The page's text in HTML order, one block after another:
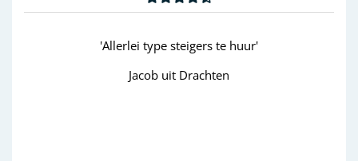
'Allerlei type steigers te huur'
Jacob uit Drachten